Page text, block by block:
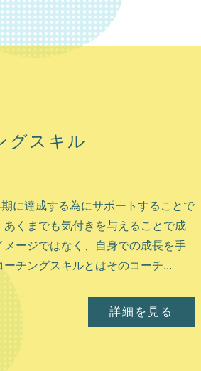
グスキル
に達成する為にサポートすることで
くまでも気付きを与えることで成
ージではなく、自身での成長を手
チングスキルとはそのコーチ...
詳細を見る